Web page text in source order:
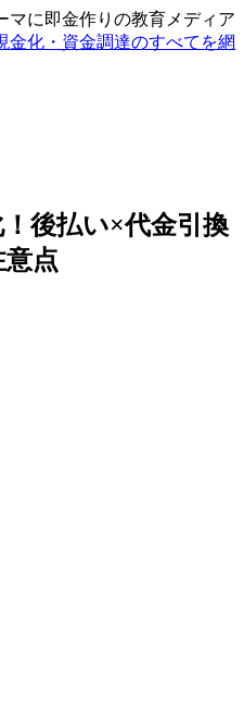
マに即金作りの教育メディア
金化・資金調達のすべてを網
後払い×代金引換
点